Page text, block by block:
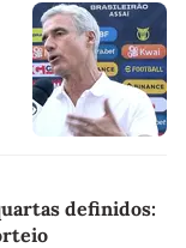
definidos: